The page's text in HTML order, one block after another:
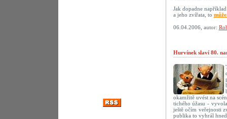
Jak dopadne
a jeho zvířata, to
06.04.2006, autor:
Hurvínek slaví 80.
okamžitě uvést na
tichého úžasu -
ještě očím veřejnosti
publika to vyhrál